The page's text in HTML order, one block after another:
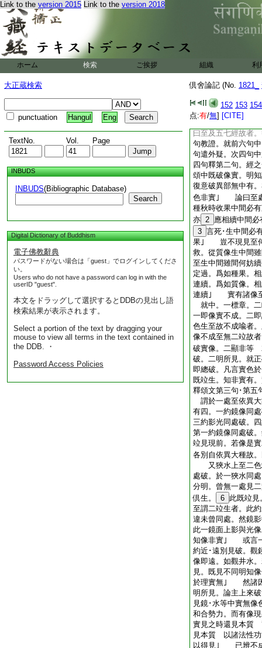
Link to the version 2015 Link to the version 2018
ホーム 検索 ご挨拶 組織 利
大正蔵検索
punctuation Hangul Eng
TextNo. Vol. Page
INBUDS
INBUDS(Bibliographic Database)
Search
Digital Dictionary of Buddhism
電子佛教辭典
パスワードがない場合は「guest」でログインしてくださ
い。
Users who do not have a password can log in with the
userID "guest".
本文をドラッグして選択するとDDBの見出し語
検索結果が表示されます。
Select a portion of the text by dragging your
mouse to view all terms in the text contained in
the DDB. ・
Password Access Policies
倶舍論記 (No. 1821_
152 153 154
点:有/無] [CITE]
此即正明中有。一
頌曰至故中有非生
句答後問｣ 論曰
兩句。可知｣ 此
謂當來所應至處
至處者。答。中有
不名生。生位分明
有餘部説至故無中
有。將明先叙異部
衆部等説無中有｣
故者。論主破｣
曰至及五七經故者
句教證。就前六句
句遣外疑。次四句
四句釋第二句。經
頌中既破像實。明
復意破異部無中有
色非實｣ 論曰至
種秋時收果中間必
亦 2 應相續中間
3 言死･生中間必
果｣ 豈不現見至何
救。從質像生中間
至生中間雖間何妨
定過。爲如種果。
連續。爲如質像。
連續｣ 實有諸像至
就中。一標章。
一即像實不成。
色生至故不成喩
像不成至無二竝故
破實像。二顯非等
破。二明所見。就
即總破。凡言實色
既竝生。知非實有
釋頌文第三句･第五
謂於一處至依異
有四。一約鏡像同
三約影光同處破。
第一約鏡像同處破
竝見現前。若像是
各別自依異大種故
又狹水上至二色
處破。於一狹水同
分明。曾無一處見
倶生。
6 此既竝
至謂二竝生者。此
違未曾同處。然鏡
此一鏡面上影與光
知像非實｣ 或言一
約近･遠別見破。觀
像即遠。如觀井水
見。既見不同明知
於理實無｣ 然諸因
明所見。論主上來
見鏡･水等中實無像
和合勢力。而有像
實見之時還見本質
見本質 以諸法性
以得見｣ 已辨不